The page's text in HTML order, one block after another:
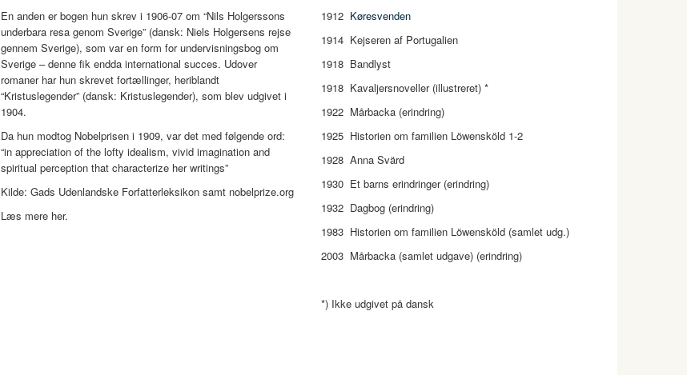
En anden er bogen hun skrev i 1906-07 om “Nils Holgerssons
underbara resa genom Sverige” (dansk: Niels Holgersens rejse
gennem Sverige), som var en form for undervisningsbog om
Sverige – denne fik endda international succes. Udover
romaner har hun skrevet fortællinger, heriblandt
“Kristuslegender” (dansk: Kristuslegender), som blev udgivet i
1904.
Da hun modtog Nobelprisen i 1909, var det med følgende ord:
“in appreciation of the lofty idealism, vivid imagination and
spiritual perception that characterize her writings”
Kilde: Gads Udenlandske Forfatterleksikon samt nobelprize.org
Læs mere her.
1912 Køresvenden
1914 Kejseren af Portugalien
1918 Bandlyst
1918 Kavaljersnoveller (illustreret) *
1922 Mårbacka (erindring)
1925 Historien om familien Löwensköld 1-2
1928 Anna Svärd
1930 Et barns erindringer (erindring)
1932 Dagbog (erindring)
1983 Historien om familien Löwensköld (samlet udg.)
2003 Mårbacka (samlet udgave) (erindring)
*) Ikke udgivet på dansk